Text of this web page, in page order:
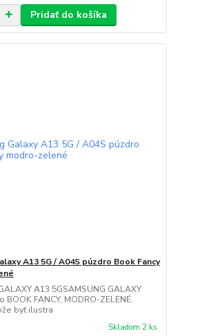
Pridať do košíka
A13 5G / A04S púzdro Book Fancy
A13 5GSAMSUNG GALAXY
BOOK FANCY, MODRO-ZELENÉ.
byť ilustra
Skladom 2 ks